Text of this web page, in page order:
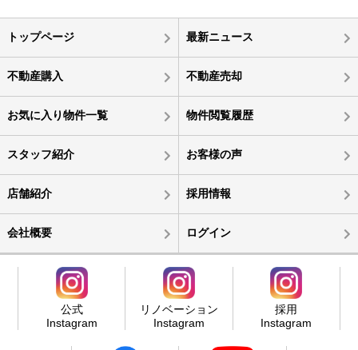
トップページ 最新ニュース
不動産購入 不動産売却
お気に入り物件一覧 物件閲覧履歴
スタッフ紹介 お客様の声
店舗紹介 採用情報
会社概要 ログイン
公式
Instagram
リノベーション
Instagram
採用
Instagram